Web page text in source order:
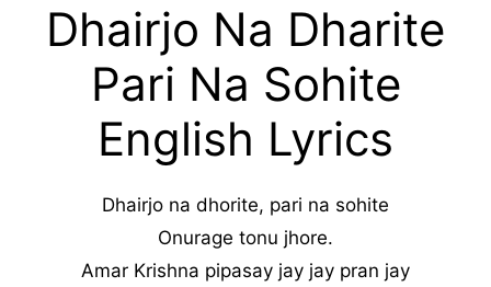
Dhairjo Na Dharite
Pari Na Sohite
English Lyrics
Dhairjo na dhorite, pari na sohite
Onurage tonu jhore.
Amar Krishna pipasay jay jay pran jay